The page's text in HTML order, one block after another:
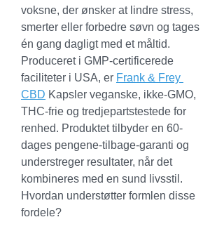
voksne, der ønsker at lindre stress,
smerter eller forbedre søvn og tages
én gang dagligt med et måltid.
Produceret i GMP-certificerede
faciliteter i USA, er Frank & Frey
CBD Kapsler veganske, ikke-GMO,
THC-frie og tredjepartstestede for
renhed. Produktet tilbyder en 60-
dages pengene-tilbage-garanti og
understreger resultater, når det
kombineres med en sund livsstil.
Hvordan understøtter formlen disse
fordele?